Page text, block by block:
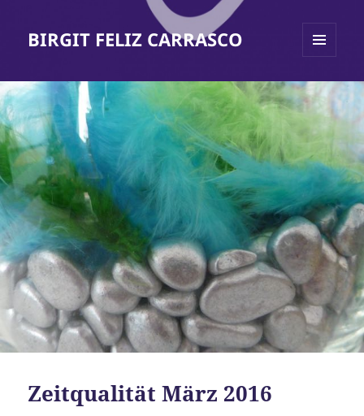
BIRGIT FELIZ CARRASCO
WIDGETS
Zeitqualität März 2016